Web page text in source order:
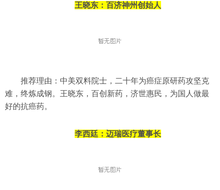
王晓东： 百济神州创始人
推荐理由：中美双料院士，二十年为癌症原研药攻坚克
难，终炼成钢。王晓东，百创新药，济世惠民，为国人做最
好的抗癌药。
李西廷 ： 迈瑞医疗董事长